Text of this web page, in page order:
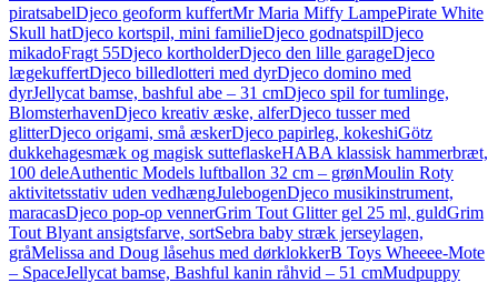
piratsabelDjeco geoform kuffertMr Maria Miffy LampePirate White
Skull hatDjeco kortspil, mini familieDjeco godnatspilDjeco
mikadoFragt 55Djeco kortholderDjeco den lille garageDjeco
lægekuffertDjeco billedlotteri med dyrDjeco domino med
dyrJellycat bamse, bashful abe – 31 cmDjeco spil for tumlinge,
BlomsterhavenDjeco kreativ æske, alferDjeco tusser med
glitterDjeco origami, små æskerDjeco papirleg, kokeshiGötz
dukkehagesmæk og magisk sutteflaskeHABA klassisk hammerbræt,
100 deleAuthentic Models luftballon 32 cm – grønMoulin Roty
aktivitetsstativ uden vedhængJulebogenDjeco musikinstrument,
maracasDjeco pop-op vennerGrim Tout Glitter gel 25 ml, guldGrim
Tout Blyant ansigtsfarve, sortSebra baby stræk jerseylagen,
gråMelissa and Doug låsehus med dørklokkerB Toys Wheeee-Mote
– SpaceJellycat bamse, Bashful kanin råhvid – 51 cmMudpuppy